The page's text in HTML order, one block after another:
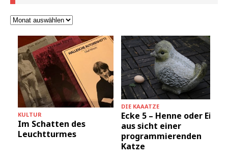
KULTUR
Im Schatten des
Leuchtturmes
DIE KAAATZE
Ecke 5 – Henne oder Ei
aus sicht einer
programmierenden
Katze